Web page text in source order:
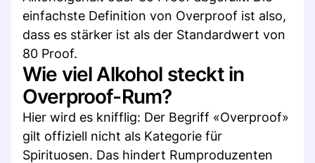
einfachste Definition von Overproof ist also,
dass es stärker ist als der Standardwert von
80 Proof.
Wie viel Alkohol steckt in
Overproof-Rum?
Hier wird es knifflig: Der Begriff «Overproof»
gilt offiziell nicht als Kategorie für
Spirituosen. Das hindert Rumproduzenten